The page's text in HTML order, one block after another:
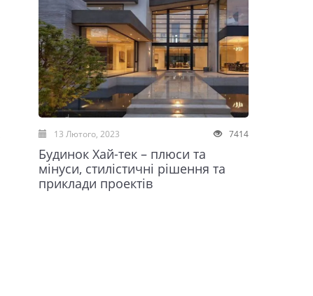
7414
13 Лютого, 2023
Будинок Хай-тек – плюси та
мінуси, стилістичні рішення та
приклади проектів